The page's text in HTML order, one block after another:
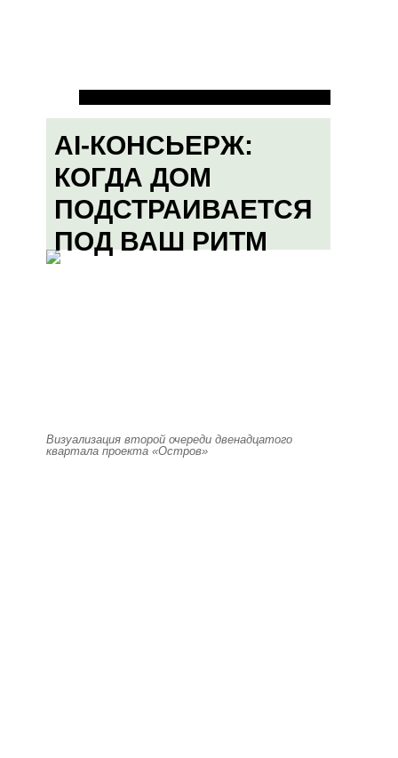
AI-КОНСЬЕРЖ:
КОГДА ДОМ
ПОДСТРАИВАЕТСЯ
ПОД ВАШ РИТМ
Визуализация второй очереди двенадцатого
квартала проекта «Остров»